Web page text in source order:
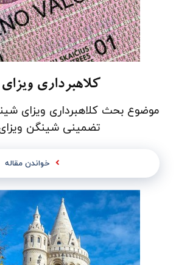
کلاهبرداری
موضوع بحث کلاهبرداری ویزای
تضمینی شینگن
خواندن مقاله